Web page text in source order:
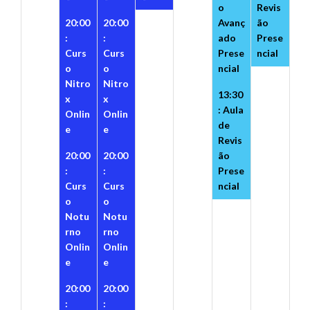
20:00
:
Curs
o
Nitro
x
Onlin
e
20:00
:
Curs
o
Notu
rno
Onlin
e
20:00
:
20:00
:
Curs
o
Nitro
x
Onlin
e
20:00
:
Curs
o
Notu
rno
Onlin
e
20:00
:
o
Avanç
ado
Prese
ncial
13:30
: Aula
de
Revis
ão
Prese
ncial
Revis
ão
Prese
ncial